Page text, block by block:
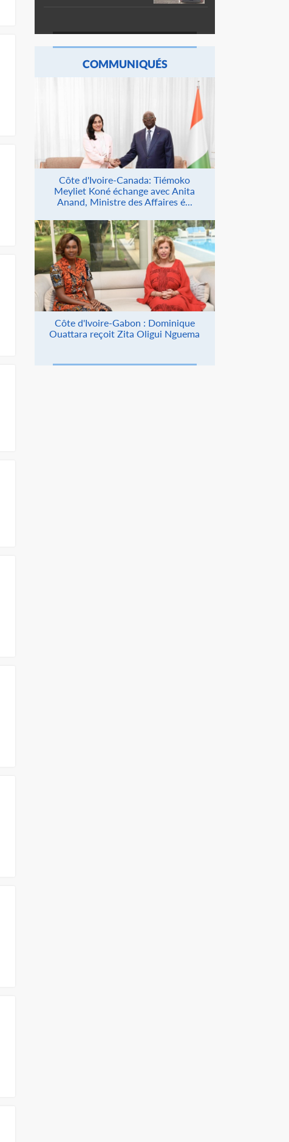
COMMUNIQUÉS
Côte d'Ivoire-Canada: Tiémoko
Meyliet Koné échange avec Anita
Anand, Ministre des Affaires é...
Côte d'Ivoire-Gabon : Dominique
Ouattara reçoit Zita Oligui Nguema